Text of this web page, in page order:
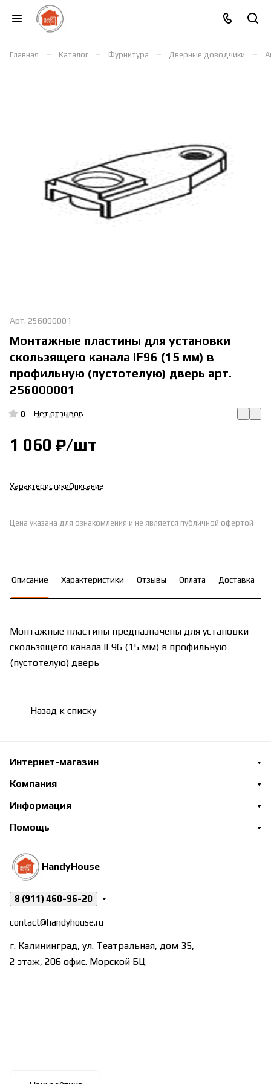
Главная – Каталог – Фурнитура – Дверные доводчики –
Арт. 256000001
Монтажные пластины для установки
скользящего канала IF96 (15 мм) в
профильную (пустотелую) дверь арт.
256000001
0 Нет отзывов
1 060 ₽/шт
ХарактеристикиОписание
Цена указана для ознакомления и не является публичной офертой
Описание Характеристики Отзывы Оплата Доставка
Монтажные пластины предназначены для установки
скользящего канала IF96 (15 мм) в профильную
(пустотелую) дверь
Назад к списку
Интернет-магазин
Компания
Информация
Помощь
HandyHouse
8 (911) 460-96-20
contact@handyhouse.ru
г. Калининград, ул. Театральная, дом 35,
2 этаж, 206 офис. Морской БЦ